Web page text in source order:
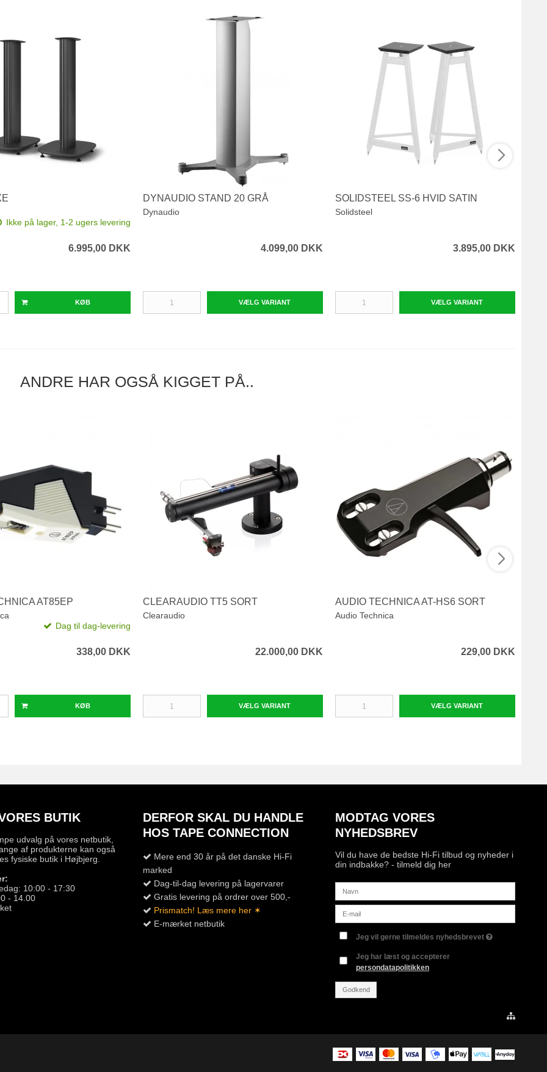
Ikke på lager, 1-2 ugers levering
6.995,00 DKK
KØB
DYNAUDIO STAND 20 GRÅ
Dynaudio
4.099,00 DKK
VÆLG VARIANT
SOLIDSTEEL SS-6 HVID SATIN
Solidsteel
3.895,00 DKK
VÆLG VARIANT
ANDRE HAR OGSÅ KIGGET PÅ..
AT85EP
Dag til dag-levering
338,00 DKK
KØB
CLEARAUDIO TT5 SORT
Clearaudio
22.000,00 DKK
VÆLG VARIANT
AUDIO TECHNICA AT-HS6 SORT
Audio Technica
229,00 DKK
VÆLG VARIANT
BUTIK
udvalg på vores netbutik,
af produkterne kan også
fysiske butik i Højbjerg.
10:00 - 17:30
- 14.00
DERFOR SKAL DU HANDLE
HOS TAPE CONNECTION
Mere end 30 år på det danske Hi-Fi
marked
Dag-til-dag levering på lagervarer
Gratis levering på ordrer over 500,-
Prismatch! Læs mere her ✶
E-mærket netbutik
MODTAG VORES
NYHEDSBREV
Vil du have de bedste Hi-Fi tilbud og nyheder i
din indbakke? - tilmeld dig her
Jeg vil gerne tilmeldes nyhedsbrevet
Jeg har læst og accepterer
persondatapolitikken
Godkend